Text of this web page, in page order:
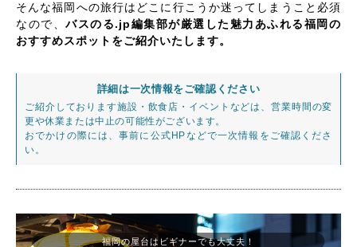
そんな福岡への旅行はどこに行こうか迷ってしまうこと必須
なので、バスのる.jp編集部が厳選した魅力あふれる福岡の
おすすめスポットをご紹介いたします。
詳細は一次情報をご確認ください
ご紹介しております施設・飲食店・イベントなどは、営業時間の変
更や休業または中止の可能性がございます。
おでかけの際には、事前に公式HPなどで一次情報をご確認くださ
い。
福岡の屋台はビギナーでも大丈夫！